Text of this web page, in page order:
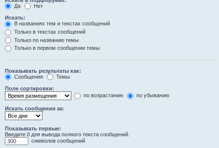
Да
Нет
Искать:
В названиях тем и текстах сообщений
Только в текстах сообщений
Только по названию темы
Только в первом сообщении темы
Показывать результаты как:
Сообщения
Темы
Поле сортировки:
по возрастанию
по убыванию
Искать сообщения за:
Показывать первые:
Введите 0 для вывода полного текста сообщений.
символов сообщений